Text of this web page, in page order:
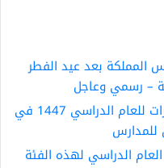
المملكة بعد عيد الفطر
– رسمي وعاجل
جدول الدراسة ومواعيد الاختبارات للعام الدراسي 1447 في
الدراسي لهذه الفئة